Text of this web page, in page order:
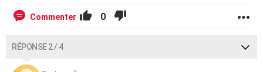
Commenter 0
RÉPONSE 2 / 4